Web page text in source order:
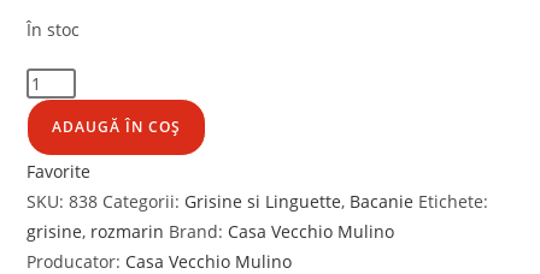
În stoc
ADAUGĂ ÎN COȘ
Favorite
SKU:838 Categorii: Grisine si Linguette, Bacanie Etichete:
grisine, rozmarin Brand: Casa Vecchio Mulino
Producator: Casa Vecchio Mulino